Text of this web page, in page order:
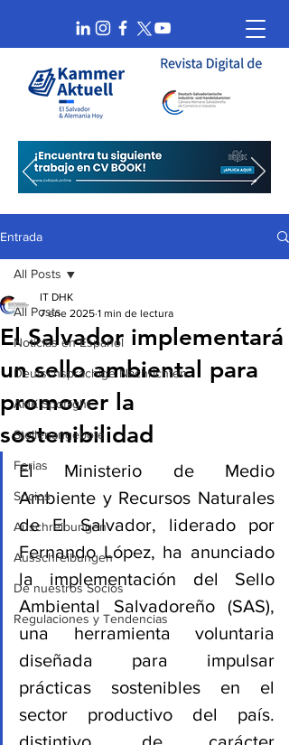
Entrada
All Posts
Noticias en Español
Deutschsprachige Nachrichten
AHK Spotlight
Stellenangebote
Ferias
Socios
Auschreibungen
Ausschreibungen
De nuestros Socios
Regulaciones y Tendencias
All Posts
El Salvador implementará
un sello ambiental para
promover la
sostenibilidad
IT DHK
7 ene 2025 1 min de lectura
El Ministerio de Medio
Ambiente y Recursos Naturales
de El Salvador, liderado por
Fernando López, ha anunciado
la implementación del Sello
Ambiental Salvadoreño (SAS),
una herramienta voluntaria
diseñada para impulsar
prácticas sostenibles en el
sector productivo del país.